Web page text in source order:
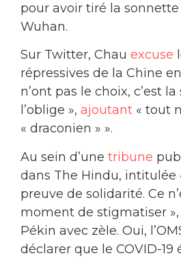
pour avoir tiré la sonnette
Wuhan.
Sur Twitter, Chau excuse
répressives de la Chine
n’ont pas le choix, c’est
l’oblige », ajoutant « tout
« draconien » ».
Au sein d’une tribune
dans The Hindu, intitulée
preuve de solidarité. Ce
moment de stigmatiser
Pékin avec zèle. Oui,
déclarer que le COVID-19